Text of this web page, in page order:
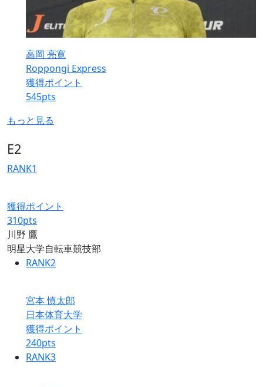
高岡 亮寛
Roppongi Express
獲得ポイント
545pts
もっと見る
E2
RANK1
獲得ポイント
310pts
川野 鷹
明星大学自転車競技部
RANK2
宮本 慎太郎
日本体育大学
獲得ポイント
240pts
RANK3